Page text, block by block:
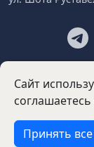
Сайт
соглашаетесь
Принять все
Footer
О нас